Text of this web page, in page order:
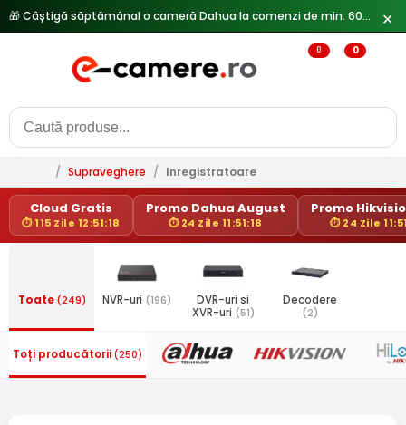
✕
0 0
/ Supraveghere / Inregistratoare
Cloud Gratis
⏱ 115 Zile 12:51:18
Promo Dahua August
⏱ 24 Zile 11:51:18
Promo
⏱ 24 Zile
Toate(249) NVR-uri (196)
DVR-uri si
XVR-uri (51)
Decodere
(2)
Toți producătorii (250)